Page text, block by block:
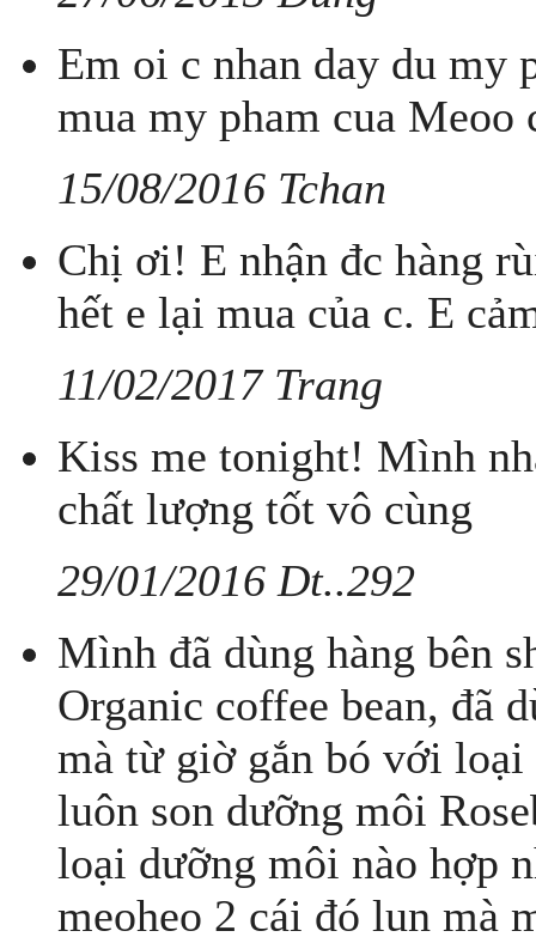
Em oi c nhan day du my
mua my pham cua
15/08/2016 Tchan
Chị ơi! E nhận đc hàng
hết e lại mua của c. E
11/02/2017 Trang
Kiss me tonight! Mình
chất lượng tốt vô cùng
29/01/2016 Dt..292
Mình đã dùng hàng bên
Organic coffee bean, đã
mà từ giờ gắn bó với
luôn son dưỡng môi
loại dưỡng môi nào hợp
meoheo 2 cái đó lun mà